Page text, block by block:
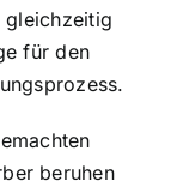
gleichzeitig
für den
beruhen